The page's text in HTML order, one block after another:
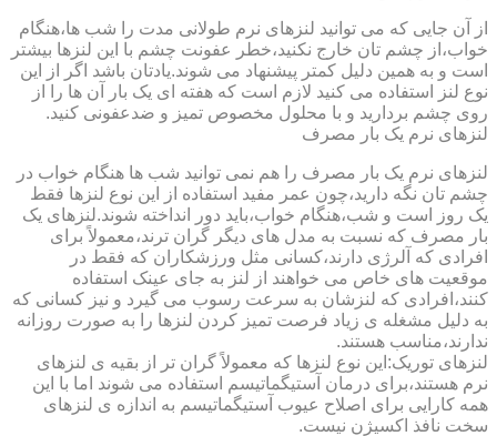
از آن جایی که می توانید لنزهای نرم طولانی مدت را شب ها،هنگام
خواب،از چشم تان خارج نکنید،خطر عفونت چشم با این لنزها بیشتر
است و به همین دلیل کمتر پیشنهاد می شوند.یادتان باشد اگر از این
نوع لنز استفاده می کنید لازم است که هفته ای یک بار آن ها را از
روی چشم بردارید و با محلول مخصوص تمیز و ضدعفونی کنید.
لنزهای نرم یک بار مصرف
لنزهای نرم یک بار مصرف را هم نمی توانید شب ها هنگام خواب در
چشم تان نگه دارید،چون عمر مفید استفاده از این نوع لنزها فقط
یک روز است و شب،هنگام خواب،باید دور انداخته شوند.لنزهای یک
بار مصرف که نسبت به مدل های دیگر گران ترند،معمولاً برای
افرادی که آلرژی دارند،کسانی مثل ورزشکاران که فقط در
موقعیت های خاص می خواهند از لنز به جای عینک استفاده
کنند،افرادی که لنزشان به سرعت رسوب می گیرد و نیز کسانی که
به دلیل مشغله ی زیاد فرصت تمیز کردن لنزها را به صورت روزانه
ندارند،مناسب هستند.
لنزهای توریک:این نوع لنزها که معمولاً گران تر از بقیه ی لنزهای
نرم هستند،برای درمان آستیگماتیسم استفاده می شوند اما با این
همه کارایی برای اصلاح عیوب آستیگماتیسم به اندازه ی لنزهای
سخت نافذ اکسیژن نیست.